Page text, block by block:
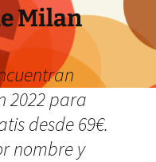
Milan
2022 para
desde 69€.
nombre y